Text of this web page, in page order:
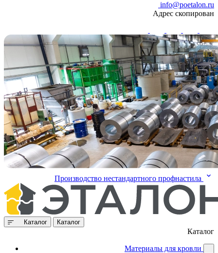
info@poetalon.ru
Адрес скопирован
Производство нестандартного профнастила
Каталог Каталог
Каталог
Материалы для кровли